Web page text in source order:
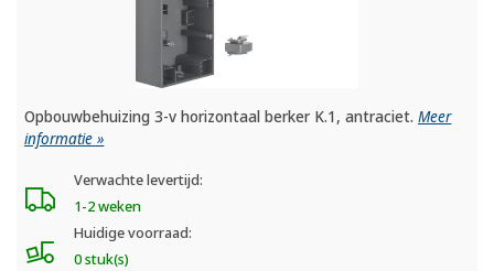
Opbouwbehuizing 3-v horizontaal berker K.1, antraciet.Meer
informatie »
Verwachte levertijd:
1-2 weken
Huidige voorraad:
0 stuk(s)